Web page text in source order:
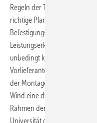
Regeln der Technik
richtige Planung der
Befestigungsmitteln (ETA-
Leistungserklärung der
unbedingt kundig machen,
Vorlieferanten gelten. Der α-
der Montagelasten weiterhin
Wind eine dynamische
Rahmen der
Universität der Messe